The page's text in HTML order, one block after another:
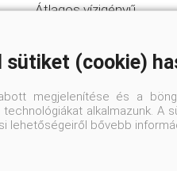
Átlagos vízigényű
normál kerti talaj
Napos helyre
sütiket (cookie)
megjelenítése és a
alkalmazunk. A
lehetőségeiről bővebb